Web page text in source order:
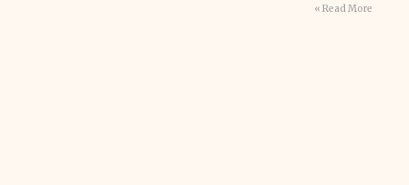
Read More »